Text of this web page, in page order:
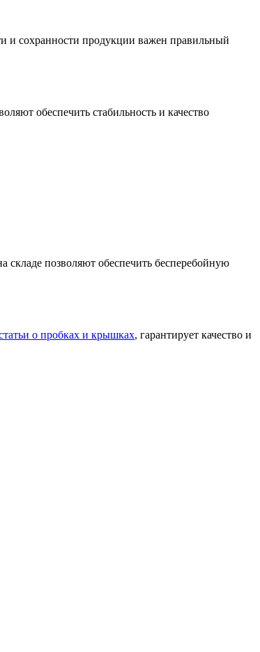
и сохранности продукции важен правильный
обеспечить стабильность и качество
складе позволяют обеспечить бесперебойную
о пробках и крышках, гарантирует качество и